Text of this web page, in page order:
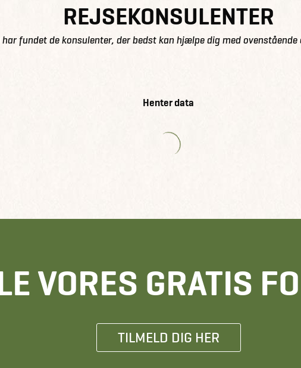
REJSEKONSULENTER
har fundet de konsulenter, der bedst kan hjælpe dig med ovenstående
Henter data
VORES GRATIS
TILMELD DIG HER